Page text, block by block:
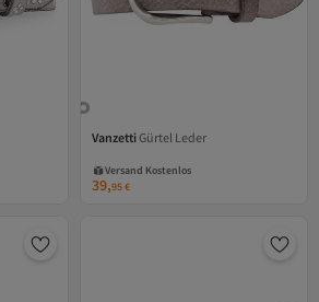
VanzettiGürtel Leder
Versand Kostenlos
Versand Kostenlos
39,95€